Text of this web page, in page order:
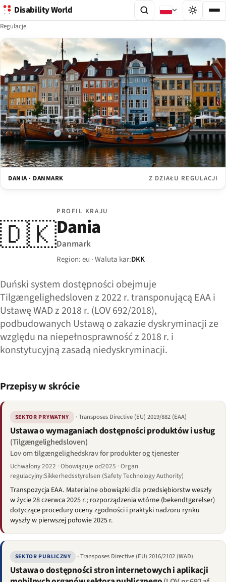
Disability World
Regulacje
DANIA · DANMARK Z DZIAŁU REGULACJI
🇩🇰
PROFIL KRAJU
Dania
Danmark
Region: eu · Waluta kar:DKK
Duński system dostępności obejmuje
Tilgængelighedsloven z 2022 r. transponującą EAA i
Ustawę WAD z 2018 r. (LOV 692/2018),
podbudowanych Ustawą o zakazie dyskryminacji ze
względu na niepełnosprawność z 2018 r. i
konstytucyjną zasadą niedyskryminacji.
Przepisy w skrócie
SEKTOR PRYWATNY · Transposes Directive (EU) 2019/882 (EAA)
Ustawa o wymaganiach dostępności produktów i usług
(Tilgængelighedsloven)
Lov om tilgængelighedskrav for produkter og tjenester
Uchwalony 2022 · Obowiązuje od2025 · Organ
regulacyjny:Sikkerhedsstyrelsen (Safety Technology Authority)
Transpozycja EAA. Materialne obowiązki dla przedsiębiorstw weszły
w życie 28 czerwca 2025 r.; rozporządzenia wtórne (bekendtgørelser)
dotyczące procedury oceny zgodności i praktyki nadzoru rynku
wyszły w pierwszej połowie 2025 r.
SEKTOR PUBLICZNY · Transposes Directive (EU) 2016/2102 (WAD)
Ustawa o dostępności stron internetowych i aplikacji